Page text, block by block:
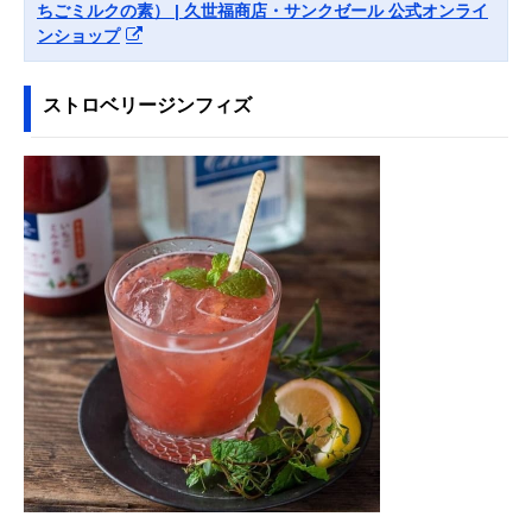
ちごミルクの素） | 久世福商店・サンクゼール 公式オンライ
ンショップ
ストロベリージンフィズ